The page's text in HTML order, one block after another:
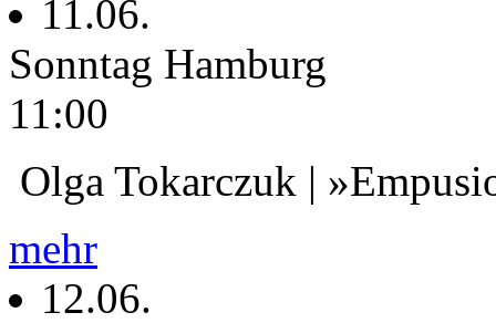
11.06.
Sonntag Hamburg
11:00
Olga Tokarczuk |
mehr
12.06.